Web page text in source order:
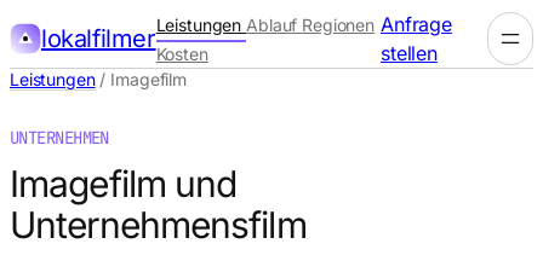
lokalfilmerLeistungen Ablauf Regionen
Kosten
Anfrage
stellen
Leistungen / Imagefilm
UNTERNEHMEN
Imagefilm und
Unternehmensfilm